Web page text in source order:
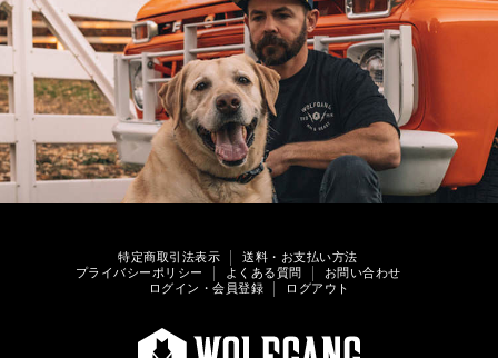
特定商取引法表示
送料・お支払い方法
プライバシーポリシー
よくある質問
お問い合わせ
ログイン・会員登録
ログアウト